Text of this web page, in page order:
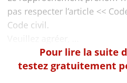
pas respecter l’article <<
Code civil.
Pour lire la suite
testez gratuitement